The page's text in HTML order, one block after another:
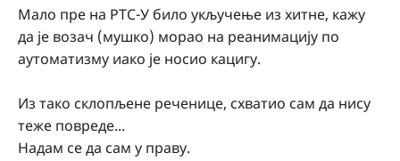
Мало пре на РТС-У било укључење из хитне, кажу
да је возач (мушко) морао на реанимацију по
аутоматизму иако је носио кацигу.
Из тако склопљене реченице, схватио сам да нису
теже повреде...
Надам се да сам у праву.